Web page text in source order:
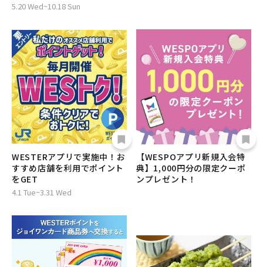
5.20 Wed~10.18 Sun
WESTERアプリで実施中！お
すすめ店舗を利用でポイント
をGET
4.1 Tue~3.31 Wed
【WESPOアプリ新規入会特
典】1,000円分の限定クーポ
ンプレゼント！